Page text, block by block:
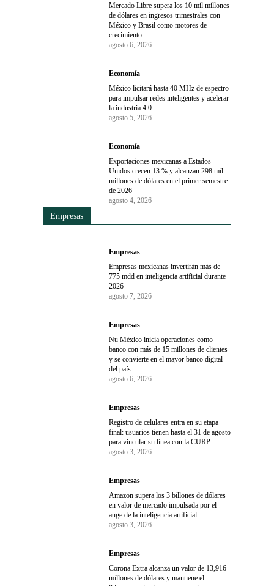
Mercado Libre supera los 10 mil millones
de dólares en ingresos trimestrales con
México y Brasil como motores de
crecimiento
agosto 6, 2026
Economía
México licitará hasta 40 MHz de espectro
para impulsar redes inteligentes y acelerar
la industria 4.0
agosto 5, 2026
Economía
Exportaciones mexicanas a Estados
Unidos crecen 13 % y alcanzan 298 mil
millones de dólares en el primer semestre
de 2026
agosto 4, 2026
Empresas
Empresas
Empresas mexicanas invertirán más de
775 mdd en inteligencia artificial durante
2026
agosto 7, 2026
Empresas
Nu México inicia operaciones como
banco con más de 15 millones de clientes
y se convierte en el mayor banco digital
del país
agosto 6, 2026
Empresas
Registro de celulares entra en su etapa
final: usuarios tienen hasta el 31 de agosto
para vincular su línea con la CURP
agosto 3, 2026
Empresas
Amazon supera los 3 billones de dólares
en valor de mercado impulsada por el
auge de la inteligencia artificial
agosto 3, 2026
Empresas
Corona Extra alcanza un valor de 13,916
millones de dólares y mantiene el